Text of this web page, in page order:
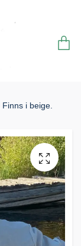
i beige.